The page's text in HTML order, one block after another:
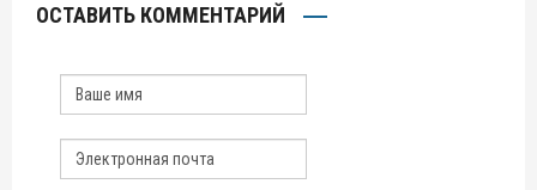
ОСТАВИТЬ КОММЕНТАРИЙ